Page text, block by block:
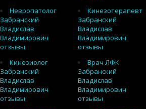
Невропатолог
Забранский
Владислав
Владимирович
отзывы
Кинезотерапевт
Забранский
Владислав
Владимирович
отзывы
Кинезиолог
Забранский
Владислав
Владимирович
отзывы
Врач ЛФК
Забранский
Владислав
Владимирович
отзывы